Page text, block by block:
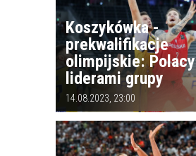
Koszykówka -
prekwalifikacje
olimpijskie: Polacy
liderami grupy
14.08.2023, 23:00